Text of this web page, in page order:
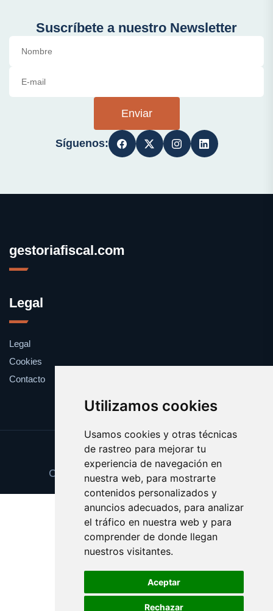
Utilizamos cookies
Usamos cookies y otras técnicas
de rastreo para mejorar tu
experiencia de navegación en
nuestra web, para mostrarte
contenidos personalizados y
anuncios adecuados, para analizar
el tráfico en nuestra web y para
comprender de donde llegan
nuestros visitantes.
Aceptar
Rechazar
Suscríbete a nuestro Newsletter
Enviar
Síguenos:
gestoriafiscal.com
Legal
Legal
Cookies
Contacto
Update cookies preferences
Copyright © 2025 gestoriafiscal.com